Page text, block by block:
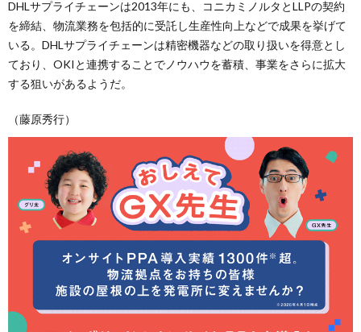
DHLサプライチェーンは2013年にも、コニカミノルタとLLPの契約
を締結、物流業務を包括的に受託し生産性向上などで成果を挙げて
いる。DHLサプライチェーンは精密機器などの取り扱いを得意とし
ており、OKIと連携することでノウハウを蓄積、事業をさらに拡大
する狙いがあるようだ。
（藤原秀行）